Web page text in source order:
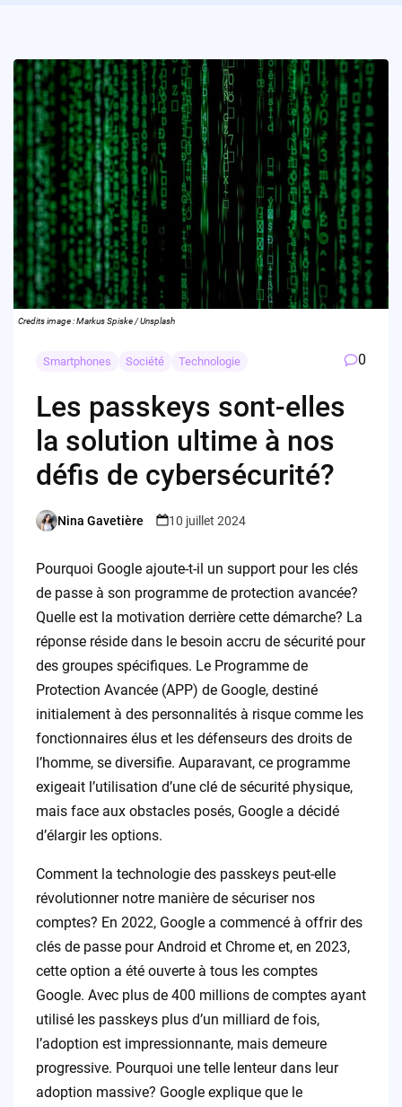
Credits image : Markus Spiske / Unsplash
Smartphones Société Technologie 0
Les passkeys sont-elles
la solution ultime à nos
défis de cybersécurité?
Posted
Nina Gavetière 10 juillet 2024
Pourquoi Google ajoute-t-il un support pour les clés
de passe à son programme de protection avancée?
Quelle est la motivation derrière cette démarche? La
réponse réside dans le besoin accru de sécurité pour
des groupes spécifiques. Le Programme de
Protection Avancée (APP) de Google, destiné
initialement à des personnalités à risque comme les
fonctionnaires élus et les défenseurs des droits de
l’homme, se diversifie. Auparavant, ce programme
exigeait l’utilisation d’une clé de sécurité physique,
mais face aux obstacles posés, Google a décidé
d’élargir les options.
Comment la technologie des passkeys peut-elle
révolutionner notre manière de sécuriser nos
comptes? En 2022, Google a commencé à offrir des
clés de passe pour Android et Chrome et, en 2023,
cette option a été ouverte à tous les comptes
Google. Avec plus de 400 millions de comptes ayant
utilisé les passkeys plus d’un milliard de fois,
l’adoption est impressionnante, mais demeure
progressive. Pourquoi une telle lenteur dans leur
adoption massive? Google explique que le